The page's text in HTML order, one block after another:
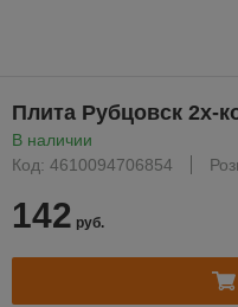
Плита Рубцовск 2х-
В наличии
Код: 4610094706854
142 руб.